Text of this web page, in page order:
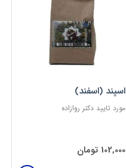
اسپند (اسفند)
مورد تایید دکتر روازاده
102,000 تومان